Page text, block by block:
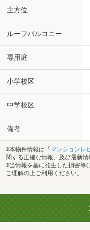
主方位
ルーフバルコニー
専用庭
小学校区
中学校区
備考
※本物件情報は「 マンションレ
関する正確な情報、及び最新
※当情報を基に発生した損害等
ご理解の上ご利用ください。